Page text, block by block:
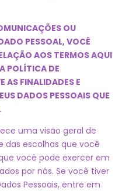
OU
PESSOAL, VOCÊ
AOS TERMOS AQUI
POLÍTICA DE
AS FINALIDADES E
DADOS PESSOAIS QUE
uma visão geral de
das escolhas que você
você pode exercer em
por nós. Se você tiver
Pessoais, entre em